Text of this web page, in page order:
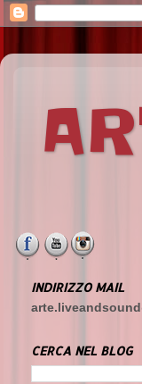
INDIRIZZO MAIL
CERCA NEL BLOG